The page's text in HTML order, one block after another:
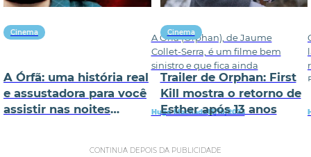
Cinema
A Órfã: uma história real
e assustadora para você
assistir nas noites
A Órfã (Orphan), de Jaume
Collet-Serra, é um filme bem
sinistro e que fica ainda
Hugo Machado13/10/2023
Cinema
Trailer de Orphan: First
Kill mostra o retorno de
Esther após 13 anos
CONTINUA DEPOIS DA PUBLICIDADE